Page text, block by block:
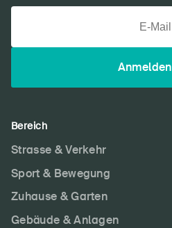
Anmelden
Bereich
Strasse & Verkehr
Sport & Bewegung
Zuhause & Garten
Gebäude & Anlagen